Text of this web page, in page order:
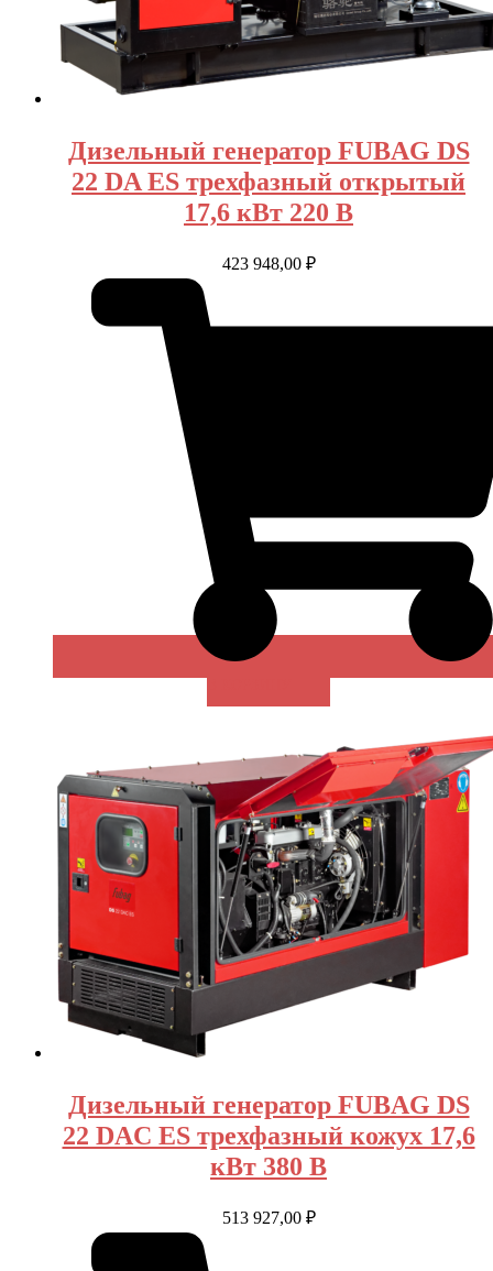
Дизельный генератор FUBAG DS
22 DA ES трехфазный открытый
17,6 кВт 220 В
423 948,00 ₽
Дизельный генератор FUBAG DS
22 DAC ES трехфазный кожух 17,6
кВт 380 В
513 927,00 ₽